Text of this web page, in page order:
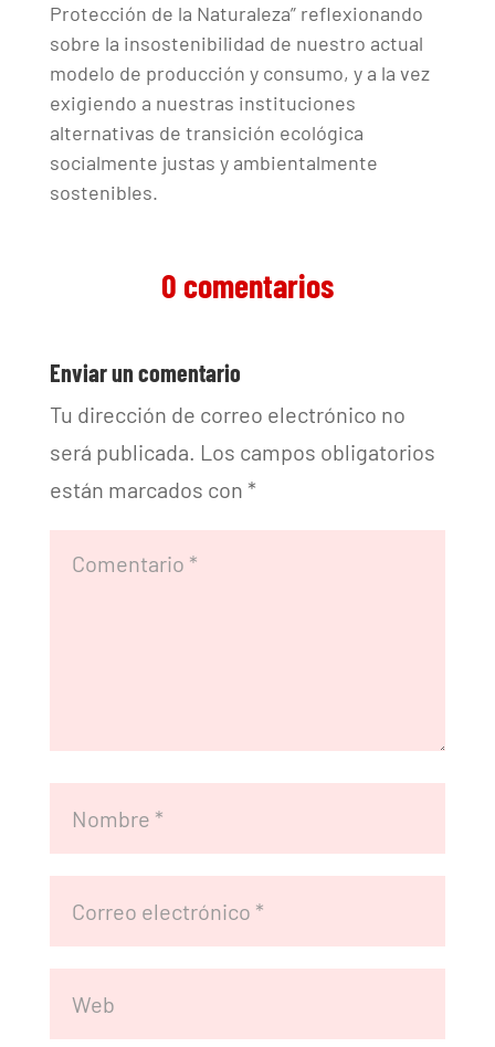
Protección de la Naturaleza” reflexionando
sobre la insostenibilidad de nuestro actual
modelo de producción y consumo, y a la vez
exigiendo a nuestras instituciones
alternativas de transición ecológica
socialmente justas y ambientalmente
sostenibles.
0 comentarios
Enviar un comentario
Tu dirección de correo electrónico no
será publicada. Los campos obligatorios
están marcados con *